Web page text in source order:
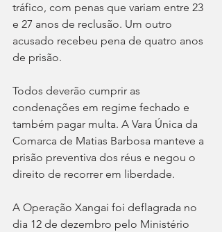
tráfico, com penas que variam entre 23
e 27 anos de reclusão. Um outro
acusado recebeu pena de quatro anos
de prisão.
Todos deverão cumprir as
condenações em regime fechado e
também pagar multa. A Vara Única da
Comarca de Matias Barbosa manteve a
prisão preventiva dos réus e negou o
direito de recorrer em liberdade.
A Operação Xangai foi deflagrada no
dia 12 de dezembro pelo Ministério